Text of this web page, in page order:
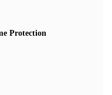
Protection